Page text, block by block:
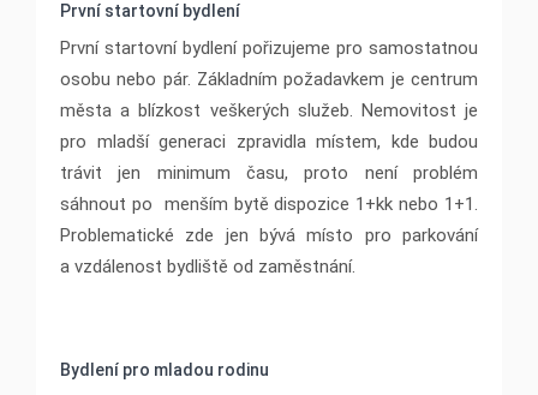
První startovní bydlení
První startovní bydlení pořizujeme pro samostatnou
osobu nebo pár. Základním požadavkem je centrum
města a blízkost veškerých služeb. Nemovitost je
pro mladší generaci zpravidla místem, kde budou
trávit jen minimum času, proto není problém
sáhnout po menším bytě dispozice 1+kk nebo 1+1.
Problematické zde jen bývá místo pro parkování
a vzdálenost bydliště od zaměstnání.
Bydlení pro mladou rodinu